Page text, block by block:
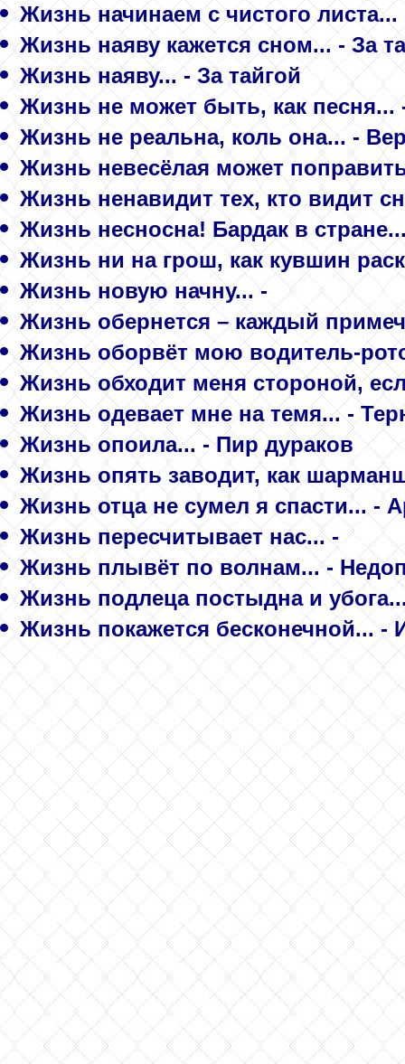
Жизнь начинаем с чистого
Жизнь наяву кажется сном... - За
Жизнь наяву... - За тайгой
Жизнь не может быть, как
Жизнь не реальна, коль она... -
Жизнь невесёлая может
Жизнь ненавидит тех, кто видит
Жизнь несносна! Бардак в
Жизнь ни на грош, как кувшин
Жизнь новую начну... -
Жизнь обернется – каждый
Жизнь оборвёт мою водитель-
Жизнь обходит меня стороной,
Жизнь одевает мне на темя... -
Жизнь опоила... - Пир дураков
Жизнь опять заводит, как
Жизнь отца не сумел я спасти... -
Жизнь пересчитывает нас... -
Жизнь плывёт по волнам... -
Жизнь подлеца постыдна и
Жизнь покажется бесконечной... -